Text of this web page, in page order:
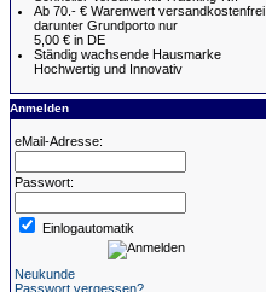
Ab 70.- € Warenwert versandkostenfrei,
darunter Grundporto nur
5,00 € in DE
Ständig wachsende Hausmarke
Hochwertig und Innovativ
Anmelden
eMail-Adresse:
Passwort:
Einlogautomatik
Neukunde
Passwort vergessen?